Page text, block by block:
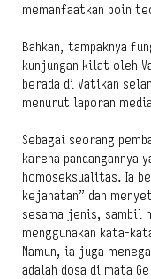
memanfaatkan poin
Bahkan, tampaknya
kunjungan kilat oleh
berada di Vatikan
menurut laporan
Sebagai seorang
karena
homoseksualitas. Ia
kejahatan” dan
sesama jenis, sambil
menggunakan kata-
Namun, ia juga
adalah dosa di mata